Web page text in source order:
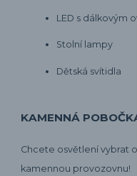
LED s dálkovým
Stolní lampy
Dětská svítidla
KAMENNÁ
Chcete osvětlení vybrat
kamennou provozovnu!